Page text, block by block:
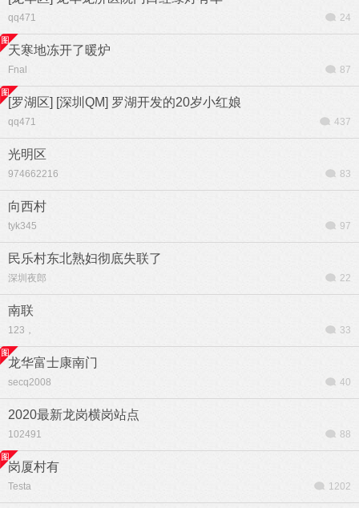
qq471 24
天寒地冻开了暖炉
Fnal 87
[罗湖区] [深圳QM] 罗湖开发的20岁小红娘
qq471 437
光明区
974662216 83
向西村
tyk345 97
民乐村东北熟妇彻底失联了
深圳夜郎 22
南联
123， 33
龙华富士康南门
secq2008 40
2020最新龙岗横岗站点
102491 88
岗厦村有
Testa 1202